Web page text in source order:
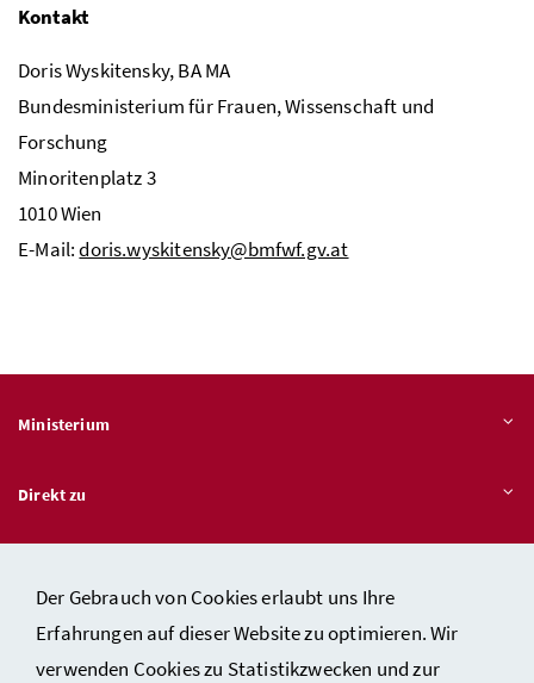
Der Gebrauch von Cookies erlaubt uns Ihre
Erfahrungen auf dieser Website zu optimieren. Wir
verwenden Cookies zu Statistikzwecken und zur
Kontakt
Doris Wyskitensky, BA MA
Bundesministerium für Frauen, Wissenschaft und
Forschung
Minoritenplatz 3
1010 Wien
E-Mail:doris.wyskitensky@bmfwf.gv.at
Ministerium
Direkt zu